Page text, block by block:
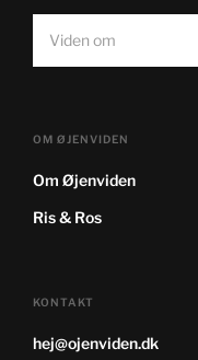
Viden om
OM ØJENVIDEN
Om Øjenviden
Ris & Ros
KONTAKT
hej@ojenviden.dk